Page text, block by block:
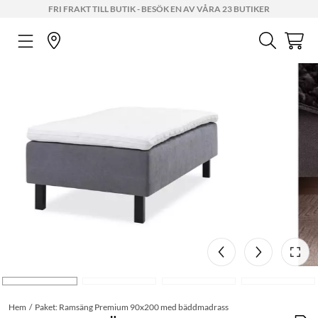
FRI FRAKT TILL BUTIK - BESÖK EN AV VÅRA 23 BUTIKER
Hem Paket: Ramsäng Premium 90x200 med bäddmadrass